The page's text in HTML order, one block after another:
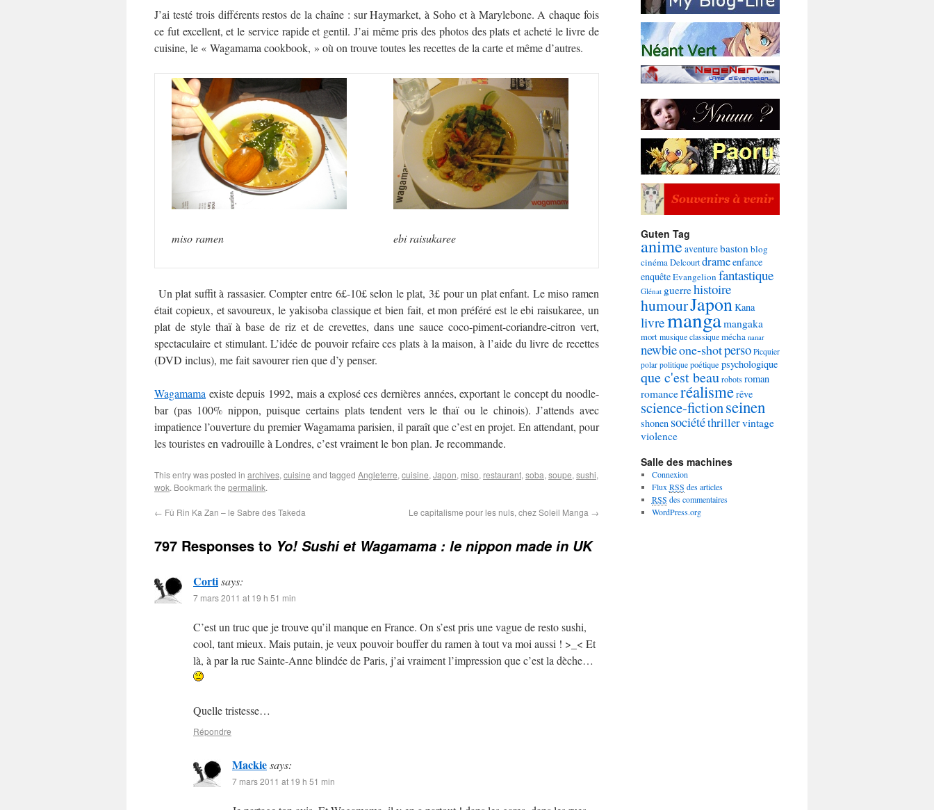
J’ai testé trois différents restos de la chaîne : sur Haymarket, à Soho et à Marylebone. A chaque fois
ce fut excellent, et le service rapide et gentil. J’ai même pris des photos des plats et acheté le livre de
cuisine, le « Wagamama cookbook, » où on trouve toutes les recettes de la carte et même d’autres.
miso ramen ebi raisukaree
Un plat suffit à rassasier. Compter entre 6£-10£ selon le plat, 3£ pour un plat enfant. Le miso ramen
était copieux, et savoureux, le yakisoba classique et bien fait, et mon préféré est le ebi raisukaree, un
plat de style thaï à base de riz et de crevettes, dans une sauce coco-piment-coriandre-citron vert,
spectaculaire et stimulant. L’idée de pouvoir refaire ces plats à la maison, à l’aide du livre de recettes
(DVD inclus), me fait savourer rien que d’y penser.
Wagamama existe depuis 1992, mais a explosé ces dernières années, exportant le concept du noodle-
bar (pas 100% nippon, puisque certains plats tendent vers le thaï ou le chinois). J’attends avec
impatience l’ouverture du premier Wagamama parisien, il paraît que c’est en projet. En attendant, pour
les touristes en vadrouille à Londres, c’est vraiment le bon plan. Je recommande.
This entry was posted in archives, cuisine and tagged Angleterre, cuisine, Japon, miso, restaurant, soba, soupe, sushi,
wok. Bookmark the permalink.
← Fû Rin Ka Zan – le Sabre des Takeda Le capitalisme pour les nuls, chez Soleil Manga →
797 Responses to Yo! Sushi et Wagamama : le nippon made in UK
Cortisays:
7 mars 2011 at 19 h 51 min
C’est un truc que je trouve qu’il manque en France. On s’est pris une vague de resto sushi,
cool, tant mieux. Mais putain, je veux pouvoir bouffer du ramen à tout va moi aussi ! >_< Et
là, à par la rue Sainte-Anne blindée de Paris, j’ai vraiment l’impression que c’est la dèche…
Quelle tristesse…
Répondre
Mackiesays:
7 mars 2011 at 19 h 51 min
Guten Tag
animeaventurebaston blog
cinémaDelcourtdrameenfance
enquêteEvangelion fantastique
Glénat guerrehistoire
humourJapon Kana
livremangamangaka
mortmusique classiquemécha nanar
newbieone-shotperso Picquier
polar politique poétique psychologique
que c'est beaurobotsroman
romanceréalismerêve
science-fictionseinen
shonen sociététhrillervintage
violence
Salle des machines
Connexion
Flux RSS des articles
RSS des commentaires
WordPress.org